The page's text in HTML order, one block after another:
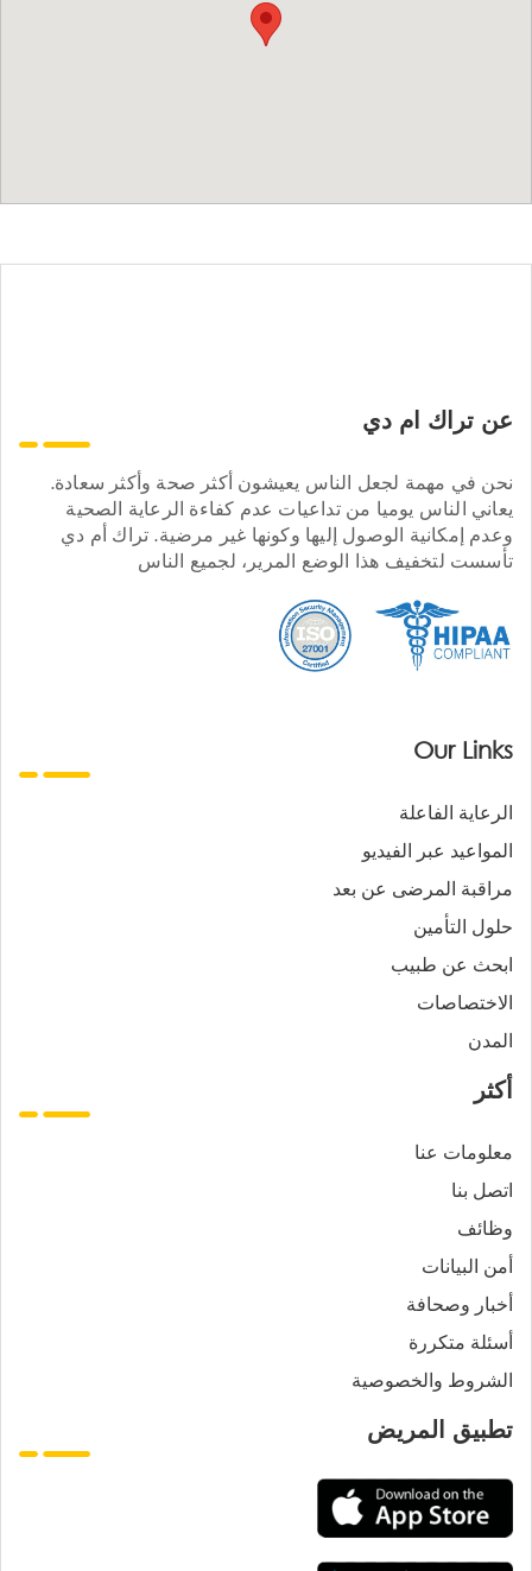
عن تراك ام دي
نحن في مهمة لجعل الناس يعيشون أكثر صحة وأكثر سعادة.
يعاني الناس يوميا من تداعيات عدم كفاءة الرعاية الصحية
وعدم إمكانية الوصول إليها وكونها غير مرضية. تراك أم دي
تأسست لتخفيف هذا الوضع المرير، لجميع الناس
Our Links
الرعاية الفاعلة
المواعيد عبر الفيديو
مراقبة المرضى عن بعد
حلول التأمين
ابحث عن طبيب
الاختصاصات
المدن
أكثر
معلومات عنا
اتصل بنا
وظائف
أمن البيانات
أخبار وصحافة
أسئلة متكررة
الشروط والخصوصية
تطبيق المريض